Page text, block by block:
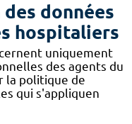
données
hospitaliers
uniquement
des agents du
la politique de
qui s'appliquen